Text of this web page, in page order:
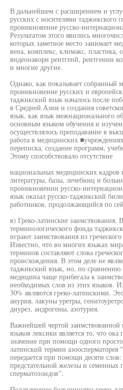
В дальнейшем с расширением и
русских с носителями таджикского
проникновение русско-
Результатом этого явились
которых заметное место занимает
вена, комплекс, климакс, пластика,
вндеонавори рентгенй, рентгении
и многие другие.
Однако, как показывает собранный
проникновение русских и
таджикский язык началось после
в Средней Азии и создания
язык, как язык межнационального
основным языком обучения и
осуществлялось преподавание в
работа в медицинских
переписка, создание программ,
Этому способствовало отсутствие
национальных медицинских кадров
литературы, базы, лечебниц и
проникновении русско-
язык оказал русско-таджикский
работников, продолжающийся по
в) Греко-латинские заимствования.
терминологического фонда
играют заимствования из
Известно, что во многих языках
терминов составляют слова
происхождения. В этом деле не
таджикский язык, но, по сравнению
медицина чаще прибегала к
необходимых слов из этих языков.
30% являются греко-латинскими.
анурия, лакуны уретры,
диурез, андрогены, азотурия.
Важнейшей чертой заимствованной
языков лексики является то, что ока
значение при помощи одного
латинский термин
передается при помощи десяти
предстательной железы и семенных
сперматозоидов".